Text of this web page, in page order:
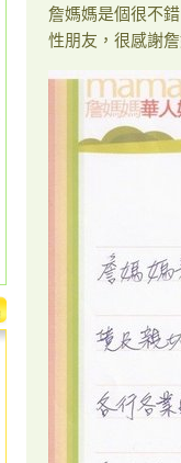
詹媽媽是個很不
性朋友，很感謝